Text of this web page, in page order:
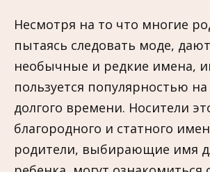
Несмотря на то что многие
пытаясь следовать моде,
необычные и редкие имена,
пользуется популярностью
долгого времени. Носители
благородного и статного
родители, выбирающие имя